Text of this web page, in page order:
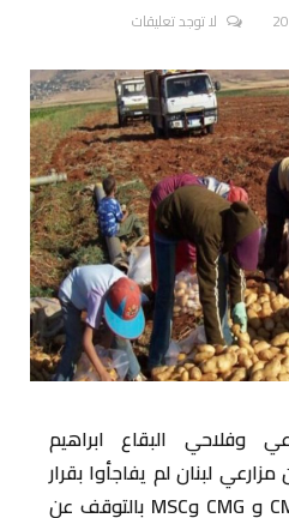
لا توجد تعليقات
وفلاحي البقاع ابراهيم
لبنان لم يفاجأوا بقرار
شركات الشحن البحري CMA و CMG وMSC بالتوقف عن